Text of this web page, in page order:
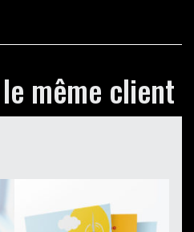
même client